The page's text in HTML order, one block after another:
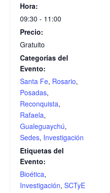
Hora:
09:30 - 11:00
Precio:
Gratuito
Categorías del
Evento:
Santa Fe, Rosario,
Posadas,
Reconquista,
Rafaela,
Gualeguaychú,
Sedes, Investigación
Etiquetas del
Evento:
Bioética,
Investigación, SCTyE